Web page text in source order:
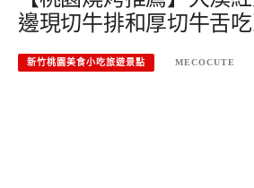
邊現切牛排和厚切牛舌
新竹桃園美食小吃旅遊景點 MECOCUTE